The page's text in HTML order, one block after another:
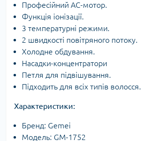
Професійний AC-мотор.
Функція іонізації.
3 температурні режими.
2 швидкості повітряного потоку.
Холодне обдування.
Насадки-концентратори
Петля для підвішування.
Підходить для всіх типів волосся.
Характеристики:
Бренд: Gemei
Модель: GM-1752